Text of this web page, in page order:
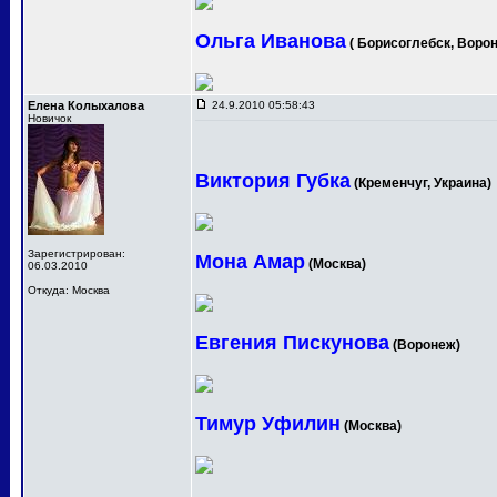
Ольга Иванова ( Борисоглебск,
Елена Колыхалова
Новичок
Зарегистрирован:
06.03.2010
Откуда: Москва
24.9.2010 05:58:43
Виктория Губка (Кременчуг, Украина)
Мона Амар (Москва)
Евгения Пискунова (Воронеж)
Тимур Уфилин (Москва)